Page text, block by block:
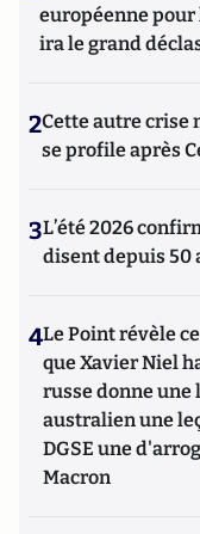
européenne pour
ira le grand
2Cette autre crise
se profile après
3L’été 2026
disent depuis 50
4Le Point révèle
que Xavier Niel
russe donne une
australien une
DGSE une
Macron